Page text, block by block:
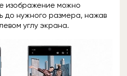
изображение можно
до нужного размера, нажав
углу экрана.